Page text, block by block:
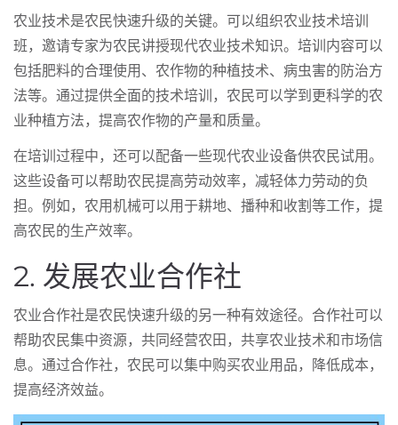
农业技术是农民快速升级的关键。可以组织农业技术培训
班，邀请专家为农民讲授现代农业技术知识。培训内容可以
包括肥料的合理使用、农作物的种植技术、病虫害的防治方
法等。通过提供全面的技术培训，农民可以学到更科学的农
业种植方法，提高农作物的产量和质量。
在培训过程中，还可以配备一些现代农业设备供农民试用。
这些设备可以帮助农民提高劳动效率，减轻体力劳动的负
担。例如，农用机械可以用于耕地、播种和收割等工作，提
高农民的生产效率。
2. 发展农业合作社
农业合作社是农民快速升级的另一种有效途径。合作社可以
帮助农民集中资源，共同经营农田，共享农业技术和市场信
息。通过合作社，农民可以集中购买农业用品，降低成本，
提高经济效益。